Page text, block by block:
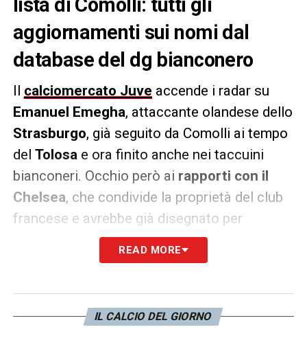
lista di Comolli: tutti gli
aggiornamenti sui nomi dal
database del dg bianconero
Il calciomercato Juve accende i radar su
Emanuel Emegha, attaccante olandese dello
Strasburgo, già seguito da Comolli ai tempo
del Tolosae ora finito anche nei taccuini
bianconeri. Occhio però ai rapporti con il
Chelsea, che condivide la proprietà del club
francese e avrebbe già disegnato per
l’attaccante un futuro in Premier League.
quello diBardghji, classe 2005 nato in
Kuwait ma cresciuto in Svezia già finito nel
READ MORE
IL CALCIO DEL GIORNO